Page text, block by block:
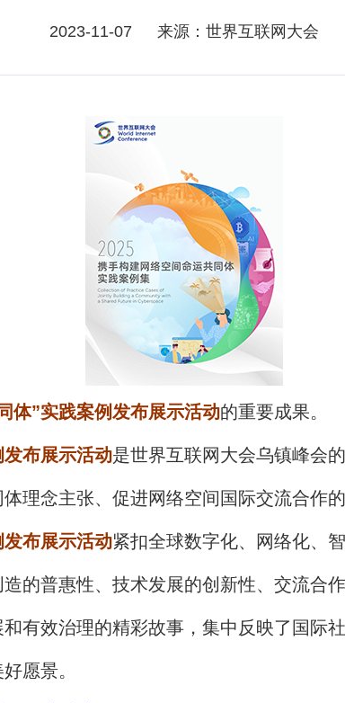
2023-11-07 来源：世界互联网大会
体”实践案例发布展示活动的重要成果。
布展示活动是世界互联网大会乌镇峰会
理念主张、促进网络空间国际交流合作的
布展示活动紧扣全球数字化、网络化、
的普惠性、技术发展的创新性、交流合
有效治理的精彩故事，集中反映了国际
愿景。